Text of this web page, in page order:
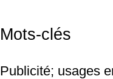
Mots-clés
Publicité; usages